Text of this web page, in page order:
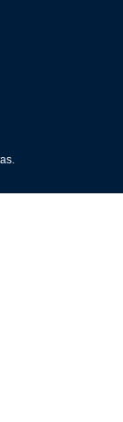
a new window
in a new
Opens in a
Opens